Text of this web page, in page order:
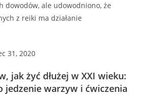
dowodów, ale udowodniono, że
z reiki ma działanie
31, 2020
jak żyć dłużej w XXI wieku:
jedzenie warzyw i ćwiczenia